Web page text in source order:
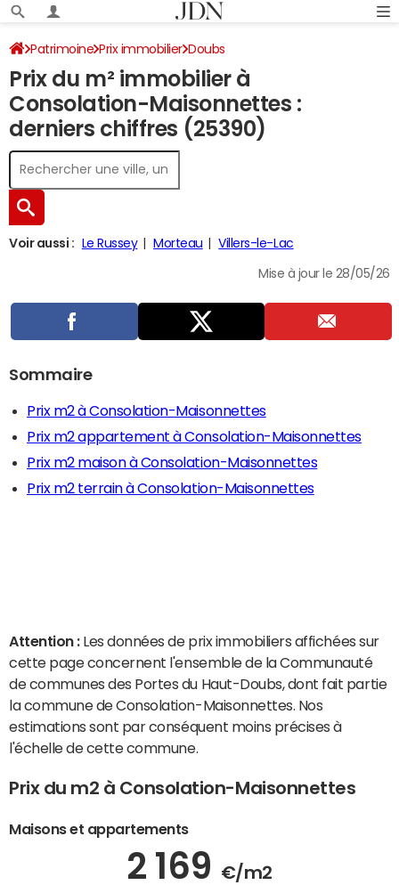
Patrimoine Prix immobilier Doubs
Consolation-Maisonnettes
Prix du m² immobilier à
Consolation-Maisonnettes :
derniers chiffres (25390)
Voir aussi : Le Russey Morteau Villers-le-Lac
Mise à jour le 28/05/26
Sommaire
Prix m2 à Consolation-Maisonnettes
Prix m2 appartement à Consolation-Maisonnettes
Prix m2 maison à Consolation-Maisonnettes
Prix m2 terrain à Consolation-Maisonnettes
Attention : Les données de prix immobiliers affichées sur
cette page concernent l'ensemble de la Communauté
de communes des Portes du Haut-Doubs, dont fait partie
la commune de Consolation-Maisonnettes. Nos
estimations sont par conséquent moins précises à
l'échelle de cette commune.
Prix du m2 à Consolation-Maisonnettes
Maisons et appartements
2 169 €/m2